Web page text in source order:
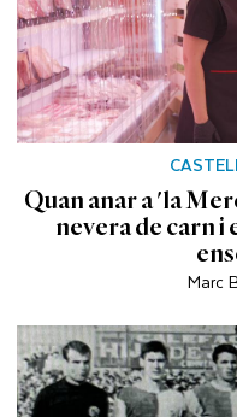
Quan anar a 'la
nevera de carn i
Marc